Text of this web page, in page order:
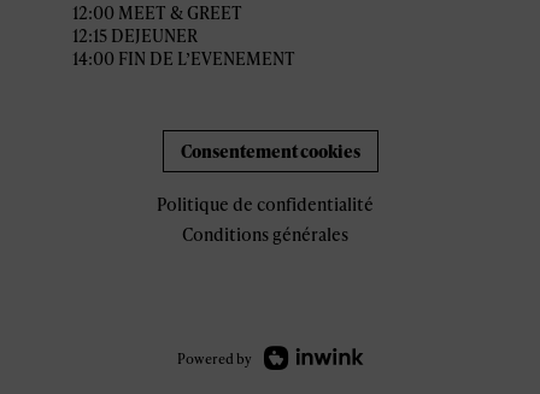
12:00 MEET & GREET
12:15 DEJEUNER
14:00 FIN DE L’EVENEMENT
Consentement cookies
Politique de confidentialité
Conditions générales
Powered by